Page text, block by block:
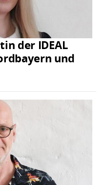
der IDEAL
und